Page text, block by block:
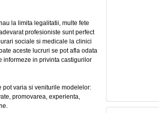
la limita legalitatii, multe fete
profesioniste sunt perfect
sociale si medicale la clinici
aceste lucruri se pot afla odata
informeze in privinta castigurilor
pot varia si veniturile modelelor:
promovarea, experienta,